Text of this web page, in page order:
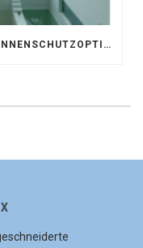
AKUSTIKSEGEL: AKUSTIK- UND SONNENSCHUTZOPTIMIERUNG IM ATRIUM DER UNIVERSITÄT BONN